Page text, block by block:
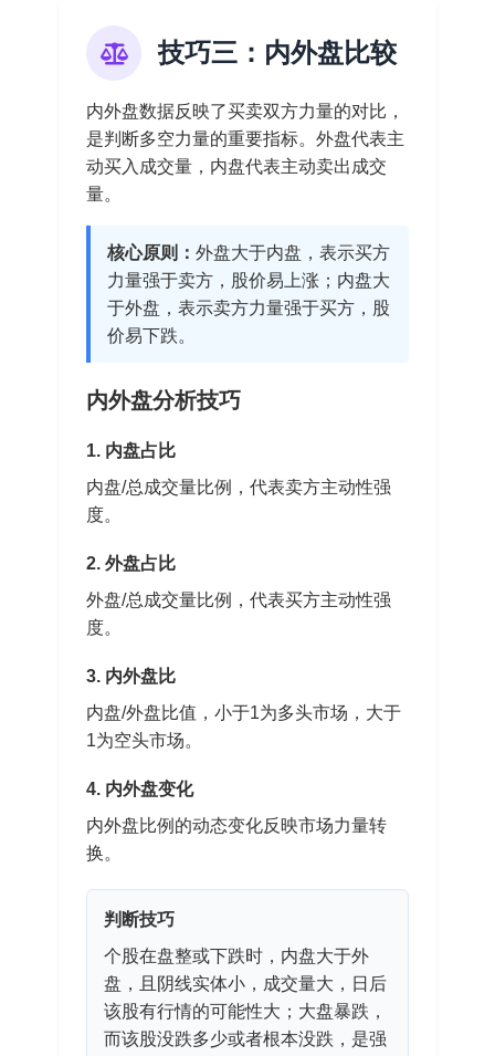
技巧三：内外盘比较
内外盘数据反映了买卖双方力量的对比，
是判断多空力量的重要指标。外盘代表主
动买入成交量，内盘代表主动卖出成交
量。
核心原则：外盘大于内盘，表示买方
力量强于卖方，股价易上涨；内盘大
于外盘，表示卖方力量强于买方，股
价易下跌。
内外盘分析技巧
1. 内盘占比
内盘/总成交量比例，代表卖方主动性强
度。
2. 外盘占比
外盘/总成交量比例，代表买方主动性强
度。
3. 内外盘比
内盘/外盘比值，小于1为多头市场，大于
1为空头市场。
4. 内外盘变化
内外盘比例的动态变化反映市场力量转
换。
判断技巧
个股在盘整或下跌时，内盘大于外
盘，且阴线实体小，成交量大，日后
该股有行情的可能性大；大盘暴跌，
而该股没跌多少或者根本没跌，是强